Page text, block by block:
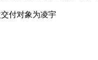
付对象为凌宇